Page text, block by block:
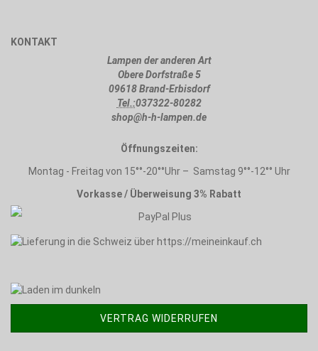
KONTAKT
Lampen der anderen Art
Obere Dorfstraße 5
09618 Brand-Erbisdorf
Tel.:037322-80282
shop@h-h-lampen.de
Öffnungszeiten:
Montag - Freitag von 15°°-20°°Uhr – Samstag 9°°-12°° Uhr
Vorkasse / Überweisung 3% Rabatt
VERTRAG WIDERRUFEN